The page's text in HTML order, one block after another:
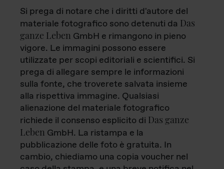
Si prega di notare che i diritti d'autore del
materiale fotografico sono detenuti da Das
ganze Leben GmbH e rimangono in pieno
vigore. Le immagini possono essere
utilizzate per scopi editoriali e scientifici. Si
prega di allegare sempre le informazioni
sulla fonte, che troverete salvata insieme
alla rispettiva immagine. Qualsiasi
alienazione del materiale fotografico
richiede il consenso esplicito di Das ganze
Leben GmbH. La ristampa e la
pubblicazione delle foto è gratuita. In
cambio, chiediamo una copia voucher nel